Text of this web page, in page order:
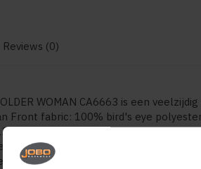
Reviews (0)
WOMAN CA6663 is een
Front fabric: 100% bird's eye
gsm.. De kwaliteit biedt een goede
Geschikt voor dagelijks gebruik,
Verkrijgbaar in diverse varianten en